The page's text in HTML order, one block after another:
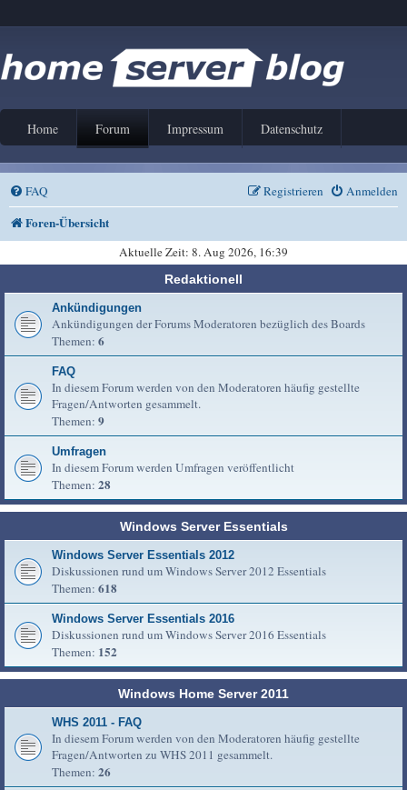
Home Forum Impressum Datenschutz
FAQ Anmelden
Registrieren
Foren-Übersicht
Aktuelle Zeit: 8. Aug 2026, 16:39
Redaktionell
Ankündigungen
Ankündigungen der Forums Moderatoren bezüglich des Boards
Themen: 6
FAQ
In diesem Forum werden von den Moderatoren häufig gestellte
Fragen/Antworten gesammelt.
Themen: 9
Umfragen
In diesem Forum werden Umfragen veröffentlicht
Themen: 28
Windows Server Essentials
Windows Server Essentials 2012
Diskussionen rund um Windows Server 2012 Essentials
Themen: 618
Windows Server Essentials 2016
Diskussionen rund um Windows Server 2016 Essentials
Themen: 152
Windows Home Server 2011
WHS 2011 - FAQ
In diesem Forum werden von den Moderatoren häufig gestellte
Fragen/Antworten zu WHS 2011 gesammelt.
Themen: 26